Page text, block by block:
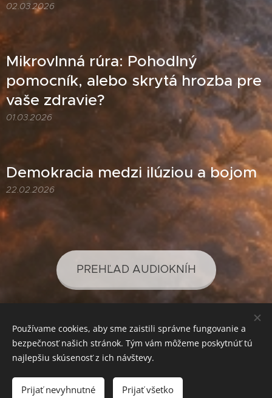
02.03.2026
Mikrovlnná rúra: Pohodlný
pomocník, alebo skrytá hrozba pre
vaše zdravie?
01.03.2026
Demokracia medzi ilúziou a bojom
22.02.2026
PREHĽAD AUDIOKNÍH
PREHĽAD PODCASTOV
SVETLO PRE VAŠE POZNANIE
Používame cookies, aby sme zaistili správne fungovanie a
bezpečnosť našich stránok. Tým vám môžeme poskytnúť tú
najlepšiu skúsenosť z ich návštevy.
Prijať nevyhnutné Prijať všetko